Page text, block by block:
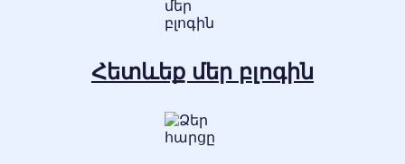
Հետևեք մեր բլոգին